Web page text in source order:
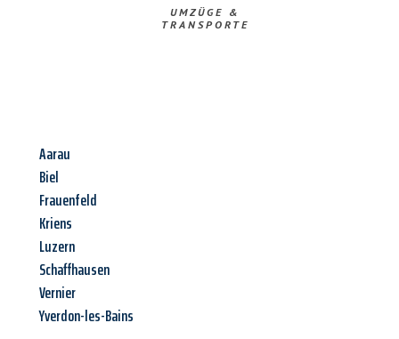
UMZÜGE &
TRANSPORTE
Aarau
Biel
Frauenfeld
Kriens
Luzern
Schaffhausen
Vernier
Yverdon-les-Bains